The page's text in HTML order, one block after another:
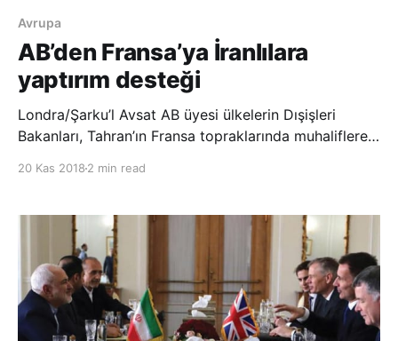
Avrupa
AB’den Fransa’ya İranlılara
yaptırım desteği
Londra/Şarku’l Avsat AB üyesi ülkelerin Dışişleri
Bakanları, Tahran’ın Fransa topraklarında muhaliflere
Bakanları dün Brüksel’d
20 Kas 2018 2 min read